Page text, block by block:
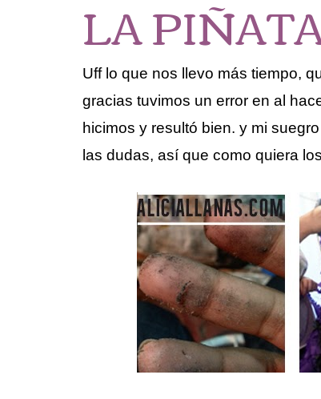
LA
Uff lo que nos llevo más tiempo,
gracias tuvimos un error en al
hicimos y resultó bien. y mi
las dudas, así que como quiera